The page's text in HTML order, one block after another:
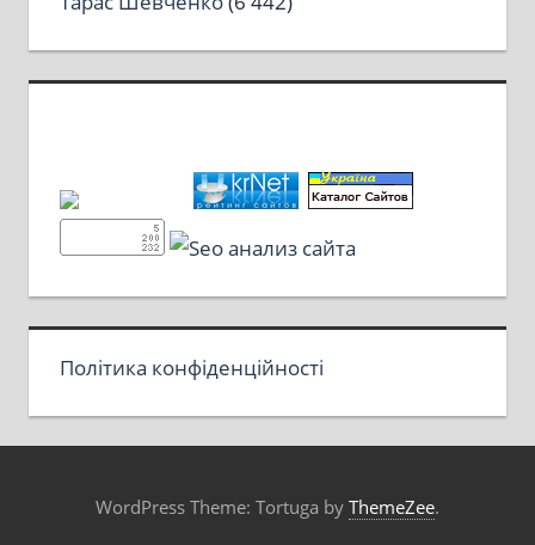
Політика конфіденційності
WordPress Theme: Tortuga by ThemeZee.